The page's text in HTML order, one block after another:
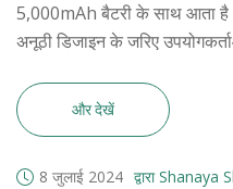
5,000mAh बैटरी के साथ आता
अनूठी डिजाइन के जरिए
और देखें
8 जुलाई 2024 द्वारा Shanaya